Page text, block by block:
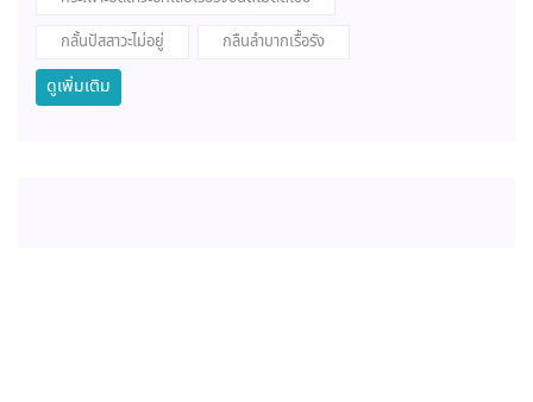
กลั้นปัสสาวะไม่อยู่
กลืนลำบากเรื้อรัง
ดูเพิ่มเติม